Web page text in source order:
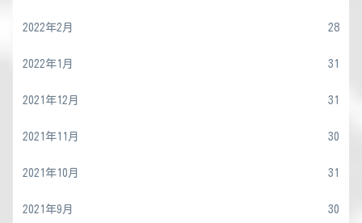
2022年2月 28
2022年1月 31
2021年12月 31
2021年11月 30
2021年10月 31
2021年9月 30